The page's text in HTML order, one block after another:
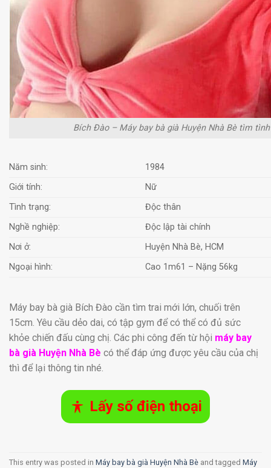
Bích Ðào – Máy bay bà già Huyện Nhà Bè tìm
Năm sinh:
1984
Giới tính:
Nữ
Tình trạng:
Độc thân
Nghề nghiệp:
Độc lập tài chính
Nơi ở:
Huyện Nhà Bè, HCM
Ngoại hình:
Cao 1m61 – Nặng 56kg
Máy bay bà già Bích Đào cần tìm trai mới lớn, chuối trên
15cm. Yêu cầu dẻo dai, có tập gym để có thể có đủ sức
khỏe chiến đấu cùng chị. Các phi công đến từ hội máy bay
bà già Huyện Nhà Bè có thể đáp ứng được yêu cầu của chị
thì để lại thông tin nhé.
Lấy số điện thoại
This entry was posted in Máy bay bà già Huyện Nhà Bè and tagged Máy